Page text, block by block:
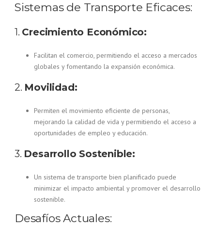
Sistemas de Transporte Eficaces:
1. Crecimiento Económico:
Facilitan el comercio, permitiendo el acceso a mercados
globales y fomentando la expansión económica.
2. Movilidad:
Permiten el movimiento eficiente de personas,
mejorando la calidad de vida y permitiendo el acceso a
oportunidades de empleo y educación.
3. Desarrollo Sostenible:
Un sistema de transporte bien planificado puede
minimizar el impacto ambiental y promover el desarrollo
sostenible.
Desafíos Actuales: